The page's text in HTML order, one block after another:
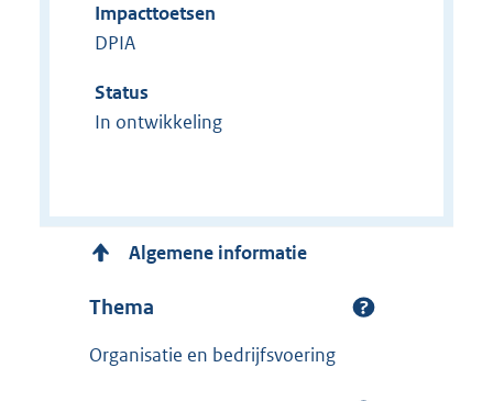
Impacttoetsen
DPIA
Status
In ontwikkeling
Algemene informatie
Thema
Organisatie en bedrijfsvoering